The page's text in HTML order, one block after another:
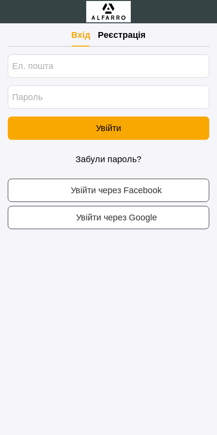
Вхід Реєстрація
Увійти
Забули пароль?
Увійти через Facebook
Увійти через Google